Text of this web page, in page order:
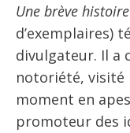
Une brève
d’exemplaires)
divulgateur. Il a
notoriété, visité
moment en
promoteur des